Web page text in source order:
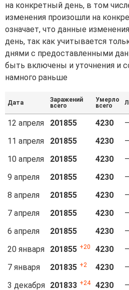
на конкретный день, в том
изменения произошли на
означает, что данные
день, так как учитывается
днями с предоставленными
быть включены и уточнения и
намного раньше
Дата
Заражений
всего
Умерло
всего
12 апреля 201855 4230
11 апреля
201855 4230
10 апреля
201855 4230
9 апреля
201855 4230
8 апреля
201855 4230
7 апреля
201855 4230
6 апреля
201855 4230
20 января
201855 20 4230
7 января 201835 2 4230
3 декабря 201833 24 4230